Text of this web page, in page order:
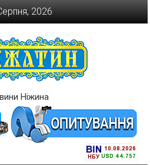
2026
Ніжина